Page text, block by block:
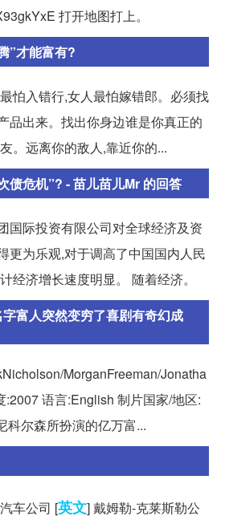
打开地图打上。
”才能富有?
怕入错行,女人最怕嫁错郎。必须找
品出来。找出你身边谁是你真正的
。远离你的敌人,靠近你的...
债危机”? - 苗儿苗儿Mr 的回答
国际投资有限公司对全球经济及资
更为乐观,对于调高了中国国内人民
经济增长速度明显。 随着经济。
富人突然变穷了喜剧有奇幻成
MorganFreeman/Jonatha
:2007 语言:English 制片国家/地区:
科尔森所扮演的亿万富...
车公司 [英文] 戴姆勒-克莱斯勒公